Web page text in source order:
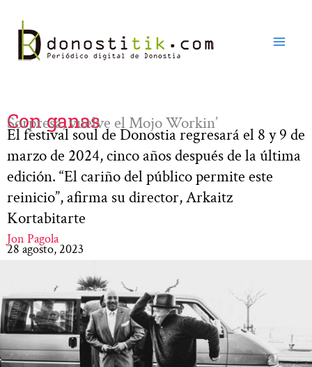
contenido
Con ganas
Sorpresa, vuelve el Mojo Workin’
El festival soul de Donostia regresará el 8 y 9 de
marzo de 2024, cinco años después de la última
edición. “El cariño del público permite este
reinicio”, afirma su director, Arkaitz
Kortabitarte
Jon Pagola
28 agosto, 2023